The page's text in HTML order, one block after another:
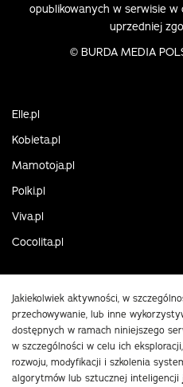
opublikowanych w serwisie w
uprzedniej
© BURDA MEDIA
Elle.pl
Kobieta.pl
Mamotoja.pl
Polki.pl
Viva.pl
Cocolita.pl
Jakiekolwiek aktywności, w
przechowywanie, lub inne
dostępnych w ramach niniejszego
w szczególności w celu ich
rozwoju, modyfikacji i szkolenia
algorytmów lub sztucznej inteligencji